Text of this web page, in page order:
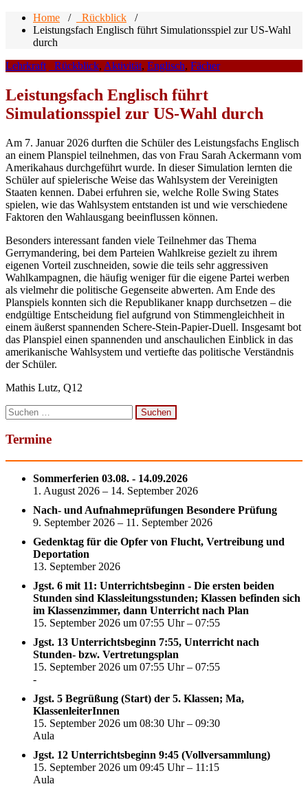
Home / _Rückblick /
Leistungsfach Englisch führt Simulationsspiel zur US-Wahl
durch
Lehrkraft
_Rückblick, Aktivität, Englisch, Fächer
Leistungsfach Englisch führt
Simulationsspiel zur US-Wahl durch
Am 7. Januar 2026 durften die Schüler des Leistungsfachs Englisch
an einem Planspiel teilnehmen, das von Frau Sarah Ackermann vom
Amerikahaus durchgeführt wurde. In dieser Simulation lernten die
Schüler auf spielerische Weise das Wahlsystem der Vereinigten
Staaten kennen. Dabei erfuhren sie, welche Rolle Swing States
spielen, wie das Wahlsystem entstanden ist und wie verschiedene
Faktoren den Wahlausgang beeinflussen können.
Besonders interessant fanden viele Teilnehmer das Thema
Gerrymandering, bei dem Parteien Wahlkreise gezielt zu ihrem
eigenen Vorteil zuschneiden, sowie die teils sehr aggressiven
Wahlkampagnen, die häufig weniger für die eigene Partei werben
als vielmehr die politische Gegenseite abwerten. Am Ende des
Planspiels konnten sich die Republikaner knapp durchsetzen – die
endgültige Entscheidung fiel aufgrund von Stimmengleichheit in
einem äußerst spannenden Schere-Stein-Papier-Duell. Insgesamt bot
das Planspiel einen spannenden und anschaulichen Einblick in das
amerikanische Wahlsystem und vertiefte das politische Verständnis
der Schüler.
Mathis Lutz, Q12
Suchen
nach:
Termine
Sommerferien 03.08. - 14.09.2026
1. August 2026 – 14. September 2026
Nach- und Aufnahmeprüfungen Besondere Prüfung
9. September 2026 – 11. September 2026
Gedenktag für die Opfer von Flucht, Vertreibung und
Deportation
13. September 2026
Jgst. 6 mit 11: Unterrichtsbeginn - Die ersten beiden
Stunden sind Klassleitungsstunden; Klassen befinden sich
im Klassenzimmer, dann Unterricht nach Plan
15. September 2026 um 07:55 Uhr – 07:55
Jgst. 13 Unterrichtsbeginn 7:55, Unterricht nach
Stunden- bzw. Vertretungsplan
15. September 2026 um 07:55 Uhr – 07:55
-
Jgst. 5 Begrüßung (Start) der 5. Klassen; Ma,
KlassenleiterInnen
15. September 2026 um 08:30 Uhr – 09:30
Aula
Jgst. 12 Unterrichtsbeginn 9:45 (Vollversammlung)
15. September 2026 um 09:45 Uhr – 11:15
Aula